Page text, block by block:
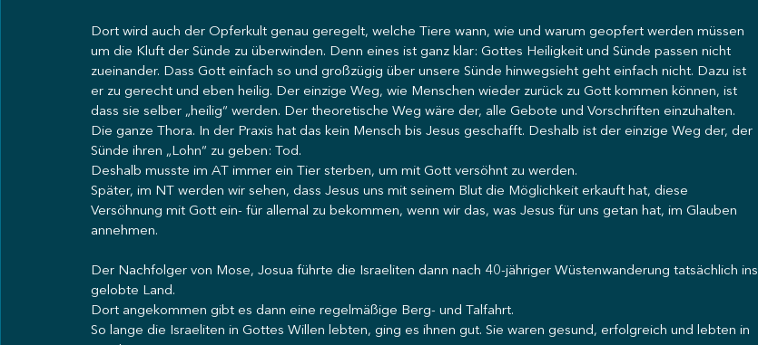
Dort wird auch der Opferkult genau geregelt, welche Tiere wann, wie und warum geopfert werden müssen
um die Kluft der Sünde zu überwinden. Denn eines ist ganz klar: Gottes Heiligkeit und Sünde passen nicht
zueinander. Dass Gott einfach so und großzügig über unsere Sünde hinwegsieht geht einfach nicht. Dazu ist
er zu gerecht und eben heilig. Der einzige Weg, wie Menschen wieder zurück zu Gott kommen können, ist
dass sie selber „heilig“ werden. Der theoretische Weg wäre der, alle Gebote und Vorschriften einzuhalten.
Die ganze Thora. In der Praxis hat das kein Mensch bis Jesus geschafft. Deshalb ist der einzige Weg der, der
Sünde ihren „Lohn“ zu geben: Tod.
Deshalb musste im AT immer ein Tier sterben, um mit Gott versöhnt zu werden.
Später, im NT werden wir sehen, dass Jesus uns mit seinem Blut die Möglichkeit erkauft hat, diese
Versöhnung mit Gott ein- für allemal zu bekommen, wenn wir das, was Jesus für uns getan hat, im Glauben
annehmen.
Der Nachfolger von Mose, Josua führte die Israeliten dann nach 40-jähriger Wüstenwanderung tatsächlich ins
gelobte Land.
Dort angekommen gibt es dann eine regelmäßige Berg- und Talfahrt.
So lange die Israeliten in Gottes Willen lebten, ging es ihnen gut. Sie waren gesund, erfolgreich und lebten in